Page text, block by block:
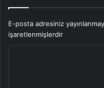
E-posta adresiniz
işaretlenmişlerdir